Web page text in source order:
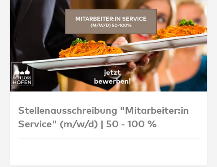
Stellenausschreibung "Mitarbeiter:in
Stellenausschreibung "Mitarbeiter:in
Service" (m/w/d) | 50 - 100 %